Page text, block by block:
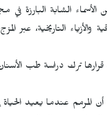
الشابة البارزة في
والأزياء التاريخية، عبر
ترك دراسة طب الأسنان
عندما يعيد الحياة